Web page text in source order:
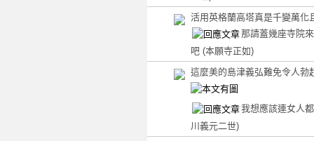
活用英格蘭高塔真是千變萬化
那請蓋幾座寺院
吧 (本願寺正如)
這麼美的島津義弘難免令人勃
我想應該連女人
川義元二世)